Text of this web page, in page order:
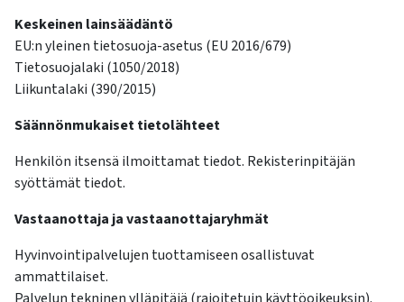
Keskeinen lainsäädäntö
EU:n yleinen tietosuoja-asetus (EU 2016/679)
Tietosuojalaki (1050/2018)
Liikuntalaki (390/2015)
Säännönmukaiset tietolähteet
Henkilön itsensä ilmoittamat tiedot. Rekisterinpitäjän
syöttämät tiedot.
Vastaanottaja ja vastaanottajaryhmät
Hyvinvointipalvelujen tuottamiseen osallistuvat
ammattilaiset.